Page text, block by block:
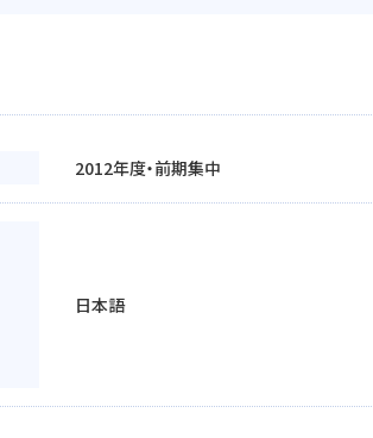
2012年度・前期集中
日本語